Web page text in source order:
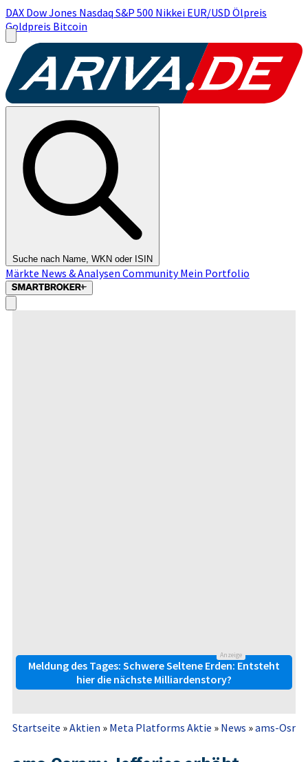
DAX Dow Jones Nasdaq S&P 500 Nikkei EUR/USD Ölpreis
Goldpreis Bitcoin
Suche nach Name, WKN oder ISIN
Märkte News & Analysen CommunityMein Portfolio
Anzeige
Meldung des Tages: Schwere Seltene Erden: Entsteht
hier die nächste Milliardenstory?
Startseite »Aktien » Meta Platforms Aktie » News »ams-